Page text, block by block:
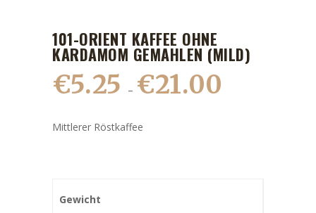
101-ORIENT KAFFEE OHNE
KARDAMOM GEMAHLEN (MILD)
€5.25 – €21.00
Mittlerer Röstkaffee
Gewicht